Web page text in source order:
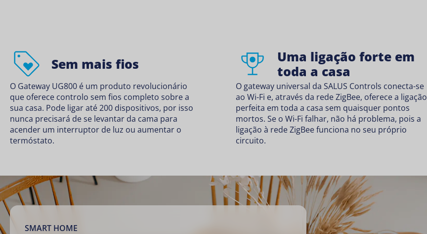
Sem mais fios
O Gateway UG800 é um produto revolucionário
que oferece controlo sem fios completo sobre a
sua casa. Pode ligar até 200 dispositivos, por isso
nunca precisará de se levantar da cama para
acender um interruptor de luz ou aumentar o
termóstato.
Uma ligação forte em
toda a casa
O gateway universal da SALUS Controls conecta-se
ao Wi-Fi e, através da rede ZigBee, oferece a ligação
perfeita em toda a casa sem quaisquer pontos
mortos. Se o Wi-Fi falhar, não há problema, pois a
ligação à rede ZigBee funciona no seu próprio
circuito.
SMART HOME